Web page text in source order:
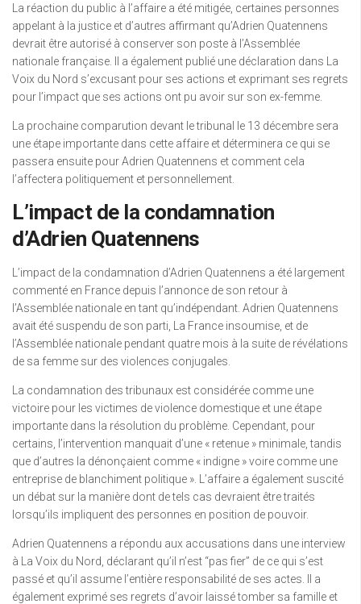
La réaction du public à l’affaire a été mitigée, certaines personnes
appelant à la justice et d’autres affirmant qu’Adrien Quatennens
devrait être autorisé à conserver son poste à l’Assemblée
nationale française. Il a également publié une déclaration dans La
Voix du Nord s’excusant pour ses actions et exprimant ses regrets
pour l’impact que ses actions ont pu avoir sur son ex-femme.
La prochaine comparution devant le tribunal le 13 décembre sera
une étape importante dans cette affaire et déterminera ce qui se
passera ensuite pour Adrien Quatennens et comment cela
l’affectera politiquement et personnellement.
L’impact de la condamnation
d’Adrien Quatennens
L’impact de la condamnation d’Adrien Quatennens a été largement
commenté en France depuis l’annonce de son retour à
l’Assemblée nationale en tant qu’indépendant. Adrien Quatennens
avait été suspendu de son parti, La France insoumise, et de
l’Assemblée nationale pendant quatre mois à la suite de révélations
de sa femme sur des violences conjugales.
La condamnation des tribunaux est considérée comme une
victoire pour les victimes de violence domestique et une étape
importante dans la résolution du problème. Cependant, pour
certains, l’intervention manquait d’une « retenue » minimale, tandis
que d’autres la dénonçaient comme « indigne » voire comme une
entreprise de blanchiment politique ». L’affaire a également suscité
un débat sur la manière dont de tels cas devraient être traités
lorsqu’ils impliquent des personnes en position de pouvoir.
Adrien Quatennens a répondu aux accusations dans une interview
à La Voix du Nord, déclarant qu’il n’est “pas fier” de ce qui s’est
passé et qu’il assume l’entière responsabilité de ses actes. Il a
également exprimé ses regrets d’avoir laissé tomber sa famille et